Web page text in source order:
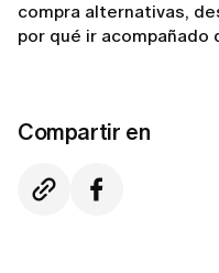
compra alternativas,
por qué ir
Compartir en